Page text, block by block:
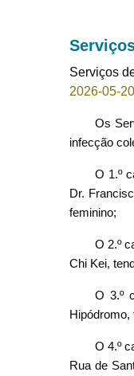
Serviços
2026-05-
Os
infecção
O 1.º
Dr.
feminino;
O 2.º
Chi Kei,
O 3.º
Hipódromo,
O 4.º
Rua de